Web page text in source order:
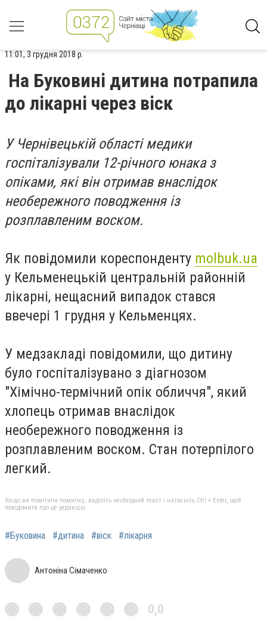
11:01, 3 грудня 2018 р.
На Буковині дитина потрапила
до лікарні через віск
У Чернівецькій області медики
госпіталізували 12-річного юнака з
опіками, які він отримав внаслідок
необережного поводження із
розплавленим воском.
Як повідомили кореспонденту molbuk.ua
у Кельменецькій центральній районній
лікарні, нещасний випадок стався
ввечері 1 грудня у Кельменцях.
У медзакладі повідомили, що дитину
було госпіталізувано з діагнозом
"Хімічно-термічний опік обличчя", який
хлопець отримав внаслідок
необережного поводження із
розплавленим воском. Стан потерпілого
легкий.
Якщо ви помітили помилку, виділіть необхідний текст і натисніть Ctrl + Enter, щоб
повідомити про це редакцію
#Буковина #дитина #віск #лікарня
Антоніна Сімаченко
0,0